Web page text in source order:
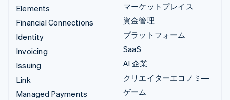
Elements
Financial Connections
Identity
Invoicing
Issuing
Link
Managed Payments
マーケットプレイス
資金管理
プラットフォーム
SaaS
AI 企業
クリエイターエコノミ―
ゲーム